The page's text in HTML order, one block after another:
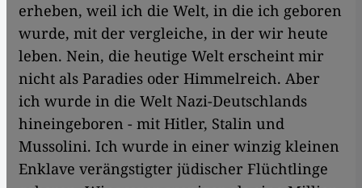
erheben, weil ich die Welt, in die ich geboren
wurde, mit der vergleiche, in der wir heute
leben. Nein, die heutige Welt erscheint mir
nicht als Paradies oder Himmelreich. Aber
ich wurde in die Welt Nazi-Deutschlands
hineingeboren - mit Hitler, Stalin und
Mussolini. Ich wurde in einer winzig kleinen
Enklave verängstigter jüdischer Flüchtlinge